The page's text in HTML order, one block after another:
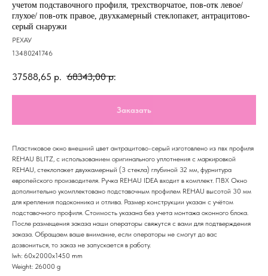
учетом подставочного профиля, трехстворчатое, пов-отк левое/
глухое/ пов-отк правое, двухкамерный стеклопакет, антрацитово-
серый снаружи
РЕХАУ
13480241746
37588,65 р. 68343,00 р.
Заказать
Пластиковое окно внешний цвет антрацитово-серый изготовлено из пвх профиля
REHAU BLITZ, с использованием оригинального уплотнения с маркировкой
REHAU, стеклопакет двухкамерный (3 стекла) глубиной 32 мм, фурнитура
европейского производителя. Ручка REHAU IDEA входит в комплект. ПВХ Окно
дополнительно укомплектовано подставочным профилем REHAU высотой 30 мм
для крепления подоконника и отлива. Размер конструкции указан c учётом
подставочного профиля. Стоимость указана без учета монтажа оконного блока.
После размещения заказа наши операторы свяжутся с вами для подтверждения
заказа. Обращаем ваше внимание, если операторы не смогут до вас
дозвониться, то заказ не запускается в работу.
lwh: 60x2000x1450 mm
Weight: 26000 g